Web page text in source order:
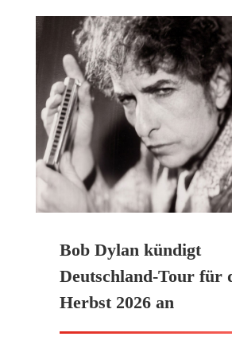
Bob Dylan kündigt
Deutschland-Tour für
Herbst 2026 an